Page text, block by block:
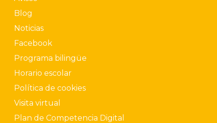
Blog
Noticias
Facebook
Programa bilingüe
Horario escolar
Política de cookies
Visita virtual
Plan de Competencia Digital